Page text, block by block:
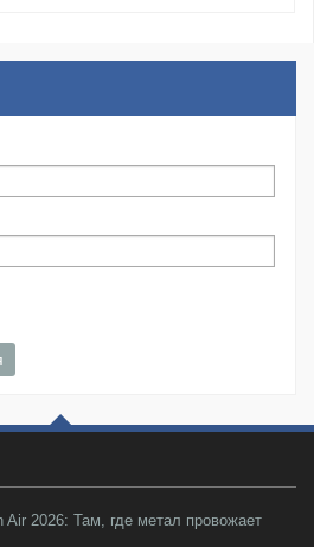
Air 2026: Там, где метал провожает